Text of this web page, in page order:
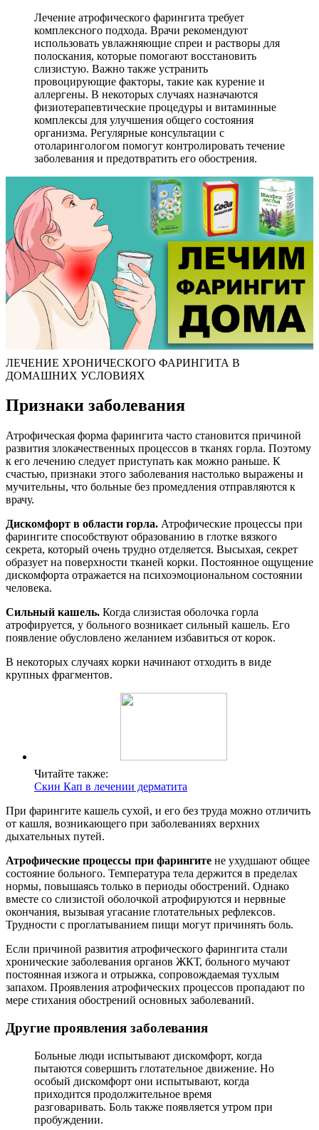
Лечение атрофического фарингита требует
комплексного подхода. Врачи рекомендуют
использовать увлажняющие спреи и растворы для
полоскания, которые помогают восстановить
слизистую. Важно также устранить
провоцирующие факторы, такие как курение и
аллергены. В некоторых случаях назначаются
физиотерапевтические процедуры и витаминные
комплексы для улучшения общего состояния
организма. Регулярные консультации с
отоларингологом помогут контролировать течение
заболевания и предотвратить его обострения.
ЛЕЧЕНИЕ ХРОНИЧЕСКОГО ФАРИНГИТА В
ДОМАШНИХ УСЛОВИЯХ
Признаки заболевания
Атрофическая форма фарингита часто становится причиной
развития злокачественных процессов в тканях горла. Поэтому
к его лечению следует приступать как можно раньше. К
счастью, признаки этого заболевания настолько выражены и
мучительны, что больные без промедления отправляются к
врачу.
Дискомфорт в области горла. Атрофические процессы при
фарингите способствуют образованию в глотке вязкого
секрета, который очень трудно отделяется. Высыхая, секрет
образует на поверхности тканей корки. Постоянное ощущение
дискомфорта отражается на психоэмоциональном состоянии
человека.
Сильный кашель. Когда слизистая оболочка горла
атрофируется, у больного возникает сильный кашель. Его
появление обусловлено желанием избавиться от корок.
В некоторых случаях корки начинают отходить в виде
крупных фрагментов.
Читайте также:
Скин Кап в лечении дерматита
При фарингите кашель сухой, и его без труда можно отличить
от кашля, возникающего при заболеваниях верхних
дыхательных путей.
Атрофические процессы при фарингите не ухудшают общее
состояние больного. Температура тела держится в пределах
нормы, повышаясь только в периоды обострений. Однако
вместе со слизистой оболочкой атрофируются и нервные
окончания, вызывая угасание глотательных рефлексов.
Трудности с проглатыванием пищи могут причинять боль.
Если причиной развития атрофического фарингита стали
хронические заболевания органов ЖКТ, больного мучают
постоянная изжога и отрыжка, сопровождаемая тухлым
запахом. Проявления атрофических процессов пропадают по
мере стихания обострений основных заболеваний.
Другие проявления заболевания
Больные люди испытывают дискомфорт, когда
пытаются совершить глотательное движение. Но
особый дискомфорт они испытывают, когда
приходится продолжительное время
разговаривать. Боль также появляется утром при
пробуждении.